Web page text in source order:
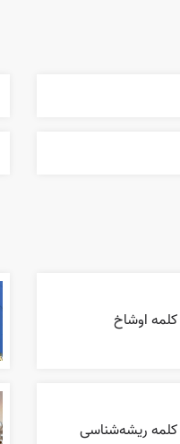
اوشاخ
ریشه‌شناسی